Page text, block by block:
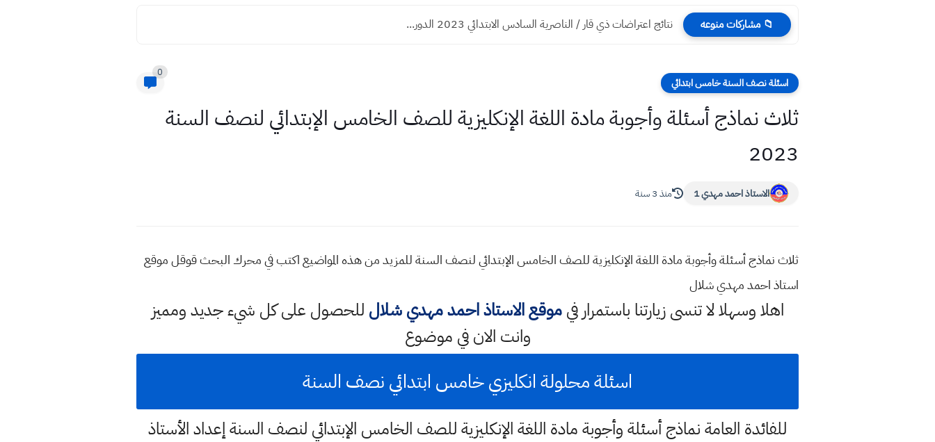
📁 مشاركات منوعه نتائج اعتراضات ذي قار / الناصرية السادس الابتدائي 2023 الدور...
اسئلة نصف السنة خامس ابتدائي
0
ثلاث نماذج أسئلة وأجوبة مادة اللغة الإنكليزية للصف الخامس الإبتدائي لنصف السنة
2023
الاستاذ احمد مهدي 1 منذ 3 سنة
ثلاث نماذج أسئلة وأجوبة مادة اللغة الإنكليزية للصف الخامس الإبتدائي لنصف السنة للمزيد من هذه المواضيع اكتب في محرك البحث قوقل موقع
استاذ احمد مهدي شلال
اهلا وسهلالا تنسى زيارتنا باستمرار فيموقع الاستاذ احمد مهدي شلال للحصول على كل شيء جديد ومميز
وانت الان في موضوع
اسئلة محلولة انكليزي خامس ابتدائي نصف السنة
للفائدة العامة نماذج أسئلة وأجوبة مادة اللغة الإنكليزية للصف الخامس الإبتدائي لنصف السنة إعداد الأستاذ